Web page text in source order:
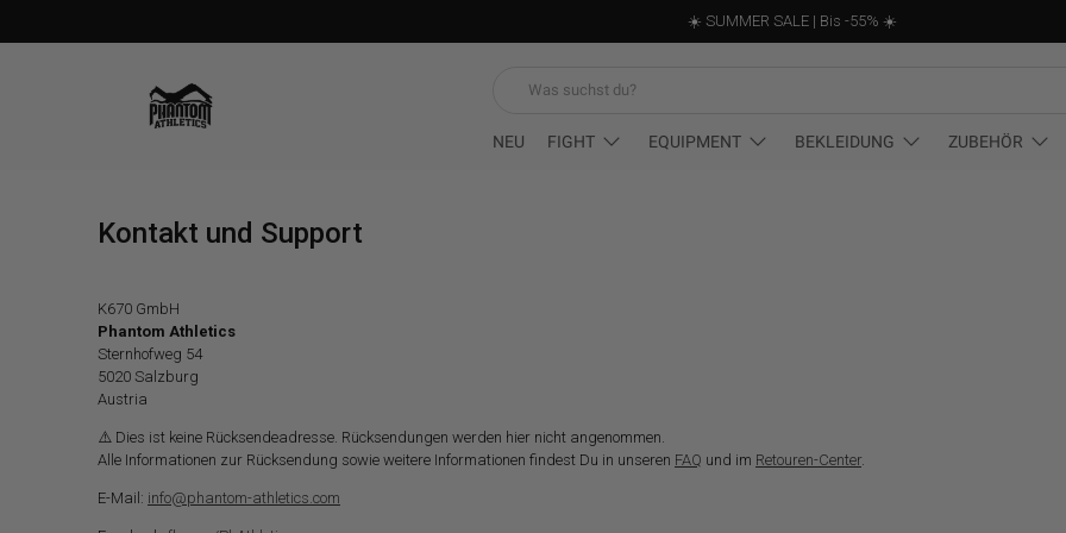
☀️ SUMMER SALE | Bis -55% ☀️
suchst
NEU FIGHT EQUIPMENT BEKLEIDUNG ZUBEHÖR
Kontakt und Support
K670 GmbH
Phantom Athletics
Sternhofweg 54
5020 Salzburg
Austria
⚠️ Dies ist keine Rücksendeadresse. Rücksendungen werden hier nicht angenommen.
Alle Informationen zur Rücksendung sowie weitere Informationen findest Du in unseren FAQ und im Retouren-Center
E-Mail: info@phantom-athletics.com